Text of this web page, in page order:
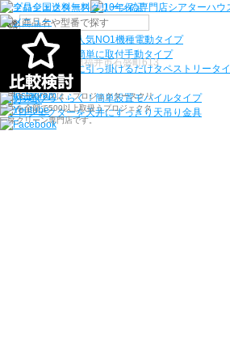
機種から選ぶ
シアターハウス人気NO1機種電動タイプ
電源工事なしで簡単に取付手動タイプ
ネジ付きフックに引っ掛けるだけタペストリータイ
プ
持ち運びらくらく！簡単設置モバイルタイプ
プロジェクターを天井にすっきり 天吊り金具
〒910-0122 福井県福井市石盛町613
シアターハウスは、プロジェクタースクリ
ーンを全部で500以上取扱うプロジェクタ
ースクリーン専門店です。